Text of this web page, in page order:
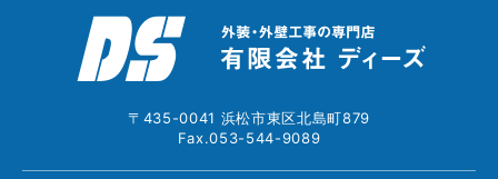
〒435-0041 浜松市東区北島町879
Fax.053-544-9089